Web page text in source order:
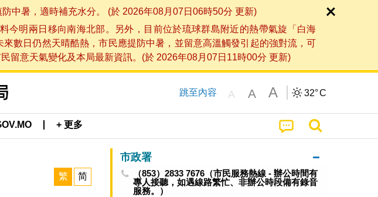
中暑，適時補充水分。 (於 2026年08月07日06時50分 更新)
今明兩日移向南海北部。另外，目前位於琉球群島附近的熱帶氣旋「白海
數日仍然天晴酷熱，市民應提防中暑，並留意高溫觸發引起的強對流，可
留意天氣變化及本局最新資訊。(於 2026年08月07日11時00分 更新)
跳至內容 A A A 32°C
+ 更多
繁 简
市政署
（853）2833 7676（市民服務熱線 - 辦公時間有
專人接聽，如遇線路繁忙、非辦公時段備有錄音
服務。）